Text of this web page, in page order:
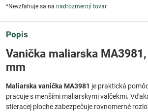
*Nevzťahuje sa na nadrozmerný tovar
Popis
Vanička maliarska
mm
Maliarska vanička MA3981 je praktická
pracuje s menšími maliarskymi valčekmi.
stieracej ploche zabezpečuje rovnomerné